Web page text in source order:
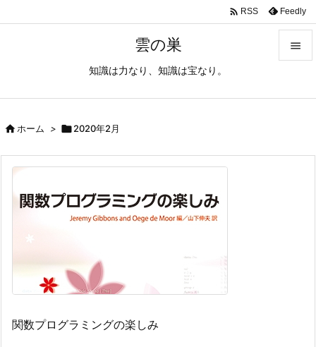
雲の巣
知識は力なり、知識は宝なり。

 RSS Feedly
ホーム > 2020年2月
関数プログラミングの楽しみ